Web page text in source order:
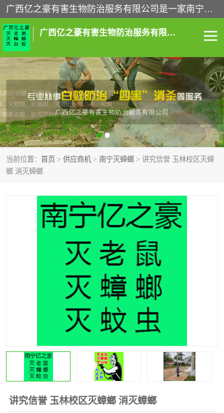
广西亿之豪有害生物防治服务有限公司是一家南宁灭鼠公司、灭蟑螂公司，南宁杀虫公司，南宁除虫公司，南宁灭跳蚤公司，南宁灭白蚁公司，南宁除四害公司,广西亿之豪有害生物防治服务有限公司专业灭蟑螂,除臭虫,其他害虫,服务上门,安全环保,售后保障,一次消杀，竭诚为您服务.
广西亿之豪有害生物防治服务有限公司
当前位置： 首页 > 供应商机 > 南宁灭蟑螂 > 讲究信誉 玉林校区灭蟑
螂 消灭蟑螂
讲究信誉 玉林校区灭蟑螂 消灭蟑螂
南宁灭白蚁 南宁灭老鼠
南宁灭蟑螂 南宁杀虫
南宁除四害 南宁消杀
南宁除虫公司